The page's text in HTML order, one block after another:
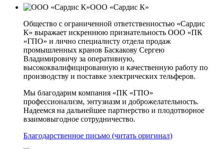
ООО «Сардис К»
Общество с ограниченной ответственностью «Сардис
К» выражает искреннюю признательность ООО «ПК
«ГПО» и лично специалисту отдела продаж
промышленных кранов Баскакову Сергею
Владимировичу за оперативную,
высококвалифицированную и качественную работу по
производству и поставке электрических тельферов.
Мы благодарим компания «ПК «ГПО»
профессионализм, энтузиазм и доброжелательность.
Надеемся на дальнейшее партнерство и плодотворное
взаимовыгодное сотрудничество.
Благодарственное письмо (читать оригинал)